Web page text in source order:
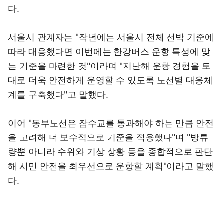
다.
서울시 관계자는 "작년에는 서울시 전체 선박 기준에
따라 대응했다면 이번에는 한강버스 운항 특성에 맞
는 기준을 마련한 것"이라며 "지난해 운항 경험을 토
대로 더욱 안전하게 운영할 수 있도록 노선별 대응체
계를 구축했다"고 말했다.
이어 "동부노선은 잠수교를 통과해야 하는 만큼 안전
을 고려해 더 보수적으로 기준을 적용했다"며 "방류
량뿐 아니라 수위와 기상 상황 등을 종합적으로 판단
해 시민 안전을 최우선으로 운항할 계획"이라고 말했
다.